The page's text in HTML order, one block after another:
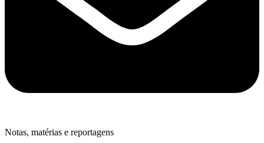
Notas, matérias e reportagens